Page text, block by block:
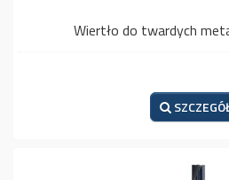
Wiertło do twardych